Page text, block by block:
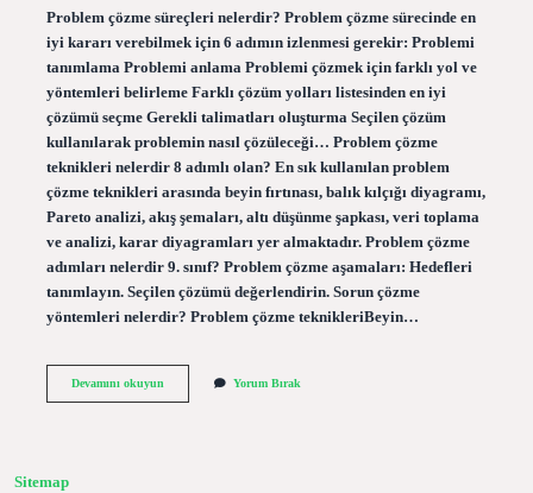
Problem çözme süreçleri nelerdir? Problem çözme sürecinde en
iyi kararı verebilmek için 6 adımın izlenmesi gerekir: Problemi
tanımlama Problemi anlama Problemi çözmek için farklı yol ve
yöntemleri belirleme Farklı çözüm yolları listesinden en iyi
çözümü seçme Gerekli talimatları oluşturma Seçilen çözüm
kullanılarak problemin nasıl çözüleceği… Problem çözme
teknikleri nelerdir 8 adımlı olan? En sık kullanılan problem
çözme teknikleri arasında beyin fırtınası, balık kılçığı diyagramı,
Pareto analizi, akış şemaları, altı düşünme şapkası, veri toplama
ve analizi, karar diyagramları yer almaktadır. Problem çözme
adımları nelerdir 9. sınıf? Problem çözme aşamaları: Hedefleri
tanımlayın. Seçilen çözümü değerlendirin. Sorun çözme
yöntemleri nelerdir? Problem çözme teknikleriBeyin…
Devamını okuyunProblem
Yorum Bırak
Sitemap